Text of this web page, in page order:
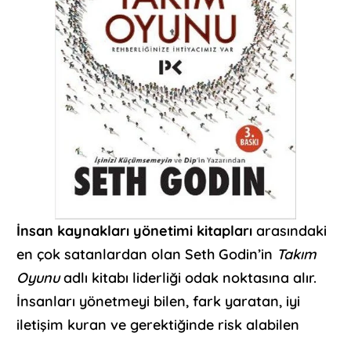
İnsan kaynakları yönetimi kitapları arasındaki
en çok satanlardan olan Seth Godin’in Takım
Oyunuadlı kitabı liderliği odak noktasına alır.
İnsanları yönetmeyi bilen, fark yaratan, iyi
iletişim kuran ve gerektiğinde risk alabilen